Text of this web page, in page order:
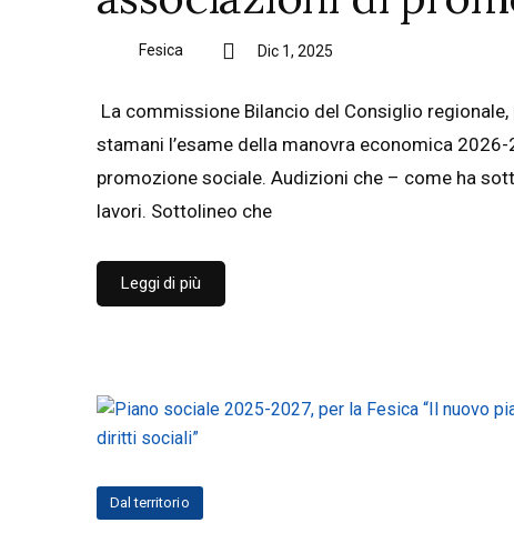
Fesica Dic 1, 2025
La commissione Bilancio del Consiglio
stamani l’esame della manovra economica
promozione sociale. Audizioni che – come ha
lavori. Sottolineo che
Leggi di più
Dal territorio